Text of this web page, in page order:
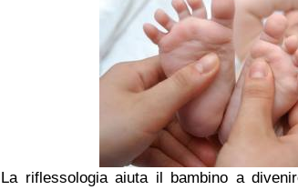
La riflessologia aiuta il bambino a